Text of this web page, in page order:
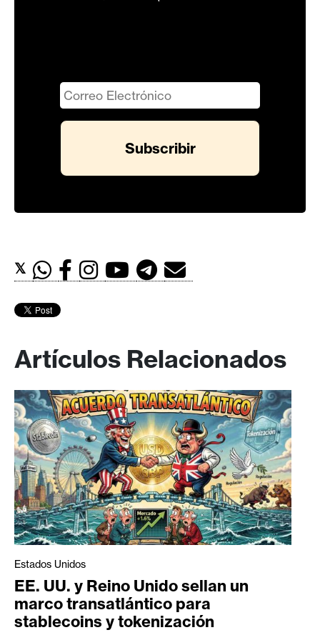
𝕏
Artículos Relacionados
Estados Unidos
EE. UU. y Reino Unido sellan un
marco transatlántico para
stablecoins y tokenización